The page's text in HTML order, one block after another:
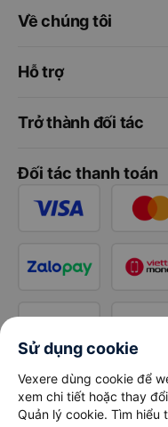
Về chúng tôi
Hỗ trợ
Trở thành đối tác
Đối tác thanh toán
Sử dụng cookie
Vexere dùng cookie để
xem chi tiết hoặc thay
Quản lý cookie. Tìm hiểu